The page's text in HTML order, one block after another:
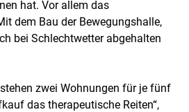
hat. Vor allem das
dem Bau der Bewegungshalle,
bei Schlechtwetter abgehalten
zwei Wohnungen für je fünf
das therapeutische Reiten“,